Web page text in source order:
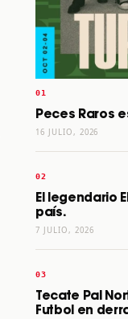
Peces Raros
16 JULIO, 2026
El legendario
país.
7 JULIO, 2026
Tecate Pal
Futbol en